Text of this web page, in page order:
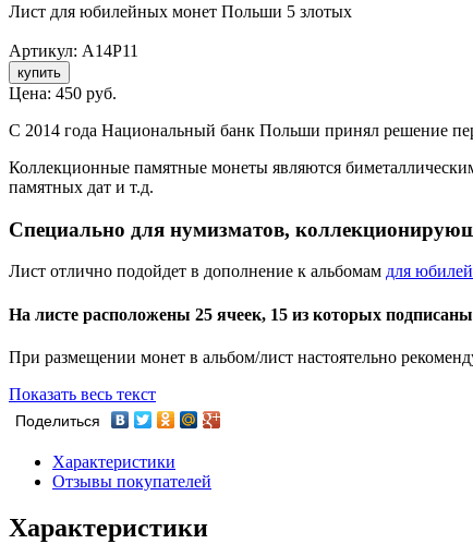
Лист для юбилейных монет Польши 5 злотых
Артикул: A14P11
Цена: 450 руб.
С 2014 года Национальный банк Польши принял решение
Коллекционные памятные монеты являются
памятных дат и т.д.
Специально для нумизматов,
Лист отлично подойдет в дополнение к альбомам для
На листе расположены 25 ячеек, 15 из которых
При размещении монет в альбом/лист настоятельно
Показать весь текст
Поделиться
Характеристики
Отзывы покупателей
Характеристики